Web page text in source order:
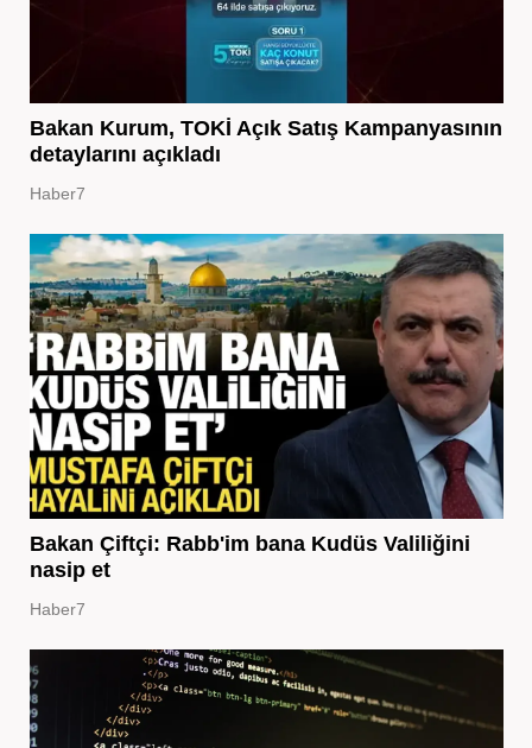
Bakan Kurum, TOKİ Açık Satış Kampanyasının
detaylarını açıkladı
Haber7
Bakan Çiftçi: Rabb'im bana Kudüs Valiliğini
nasip et
Haber7